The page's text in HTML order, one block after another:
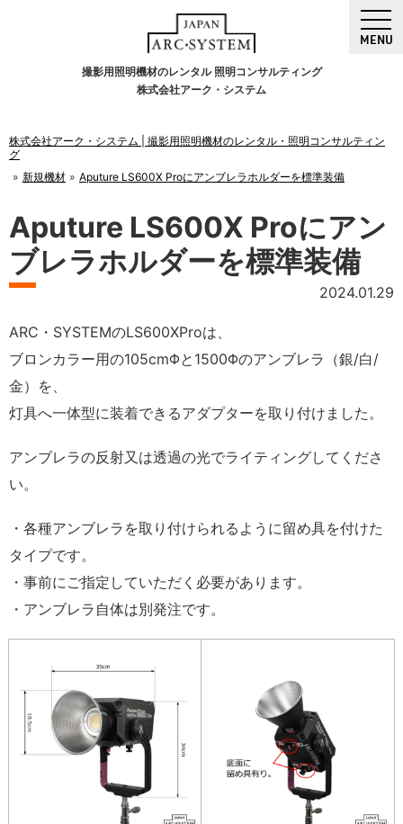
撮影用照明機材のレンタル 照明コンサルティング
株式会社アーク・システム
MENU
株式会社アーク・システム | 撮影用照明機材のレンタル・照明コンサルティン
グ
新規機材
Aputure LS600X Proにアンブレラホルダーを標準装備
Aputure LS600X Proにアン
ブレラホルダーを標準装備
2024.01.29
ARC・SYSTEMのLS600XProは、
ブロンカラー用の105cmΦと1500Φのアンブレラ（銀/白/
金）を、
灯具へ一体型に装着できるアダプターを取り付けました。
アンブレラの反射又は透過の光でライティングしてくださ
い。
・各種アンブレラを取り付けられるように留め具を付けた
タイプです。
・事前にご指定していただく必要があります。
・アンブレラ自体は別発注です。